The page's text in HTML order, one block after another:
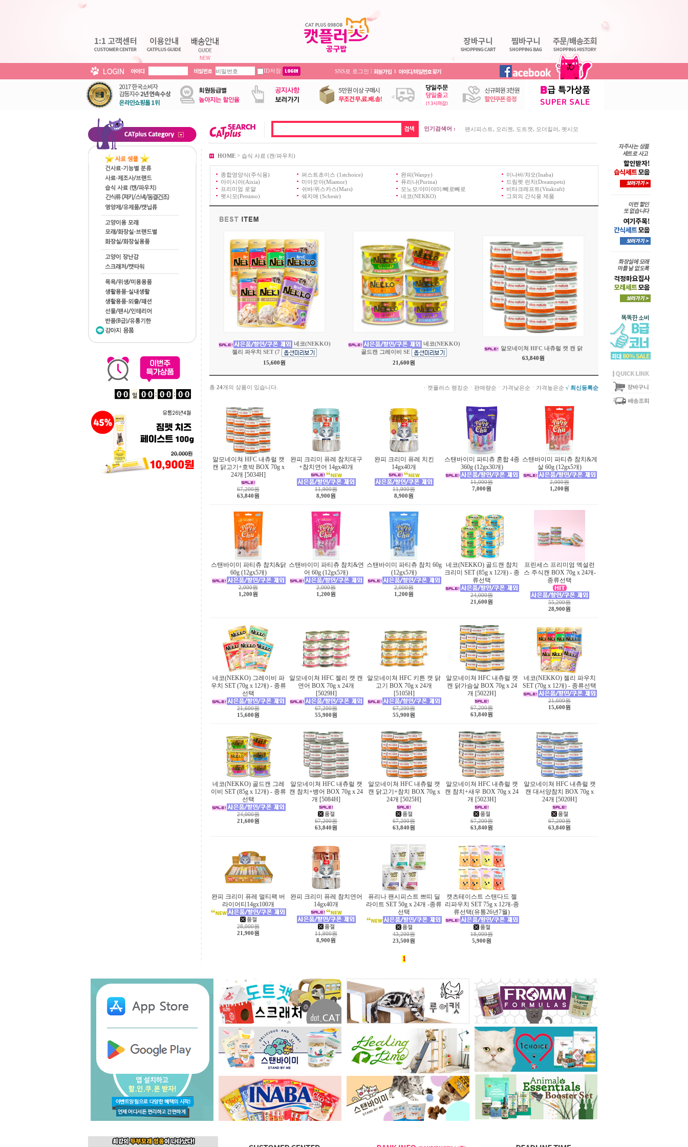
ID저장 SNS로 로그인 |
인기검색어 : 팬시피스트 오리젠 도트캣 오더킬러 펫시모
HOME > 습식 사료 (캔/파우치)
종합영양식(주식용) 퍼스트초이스 (1stchoice) 완피(Wanpy)
이나바/챠오(Inaba)
아이시아(Aixia)
미아모아(Miamor) 퓨리나(Purina)
드림펫 런치(Dreampets)
프리미엄 로얄
쉬바/위스카스(Mars) 모노모/야미야미/뻬로빼로
비타크레프트(Vitakraft)
펫시모(Petsimo)
쉐지애 (Schesir) 네코(NEKKO) 그외의 간식용 제품
네코(NEKKO)
젤리 파우치 SET (7
15,600원
네코(NEKKO)
골드캔 그레이비 SE
21,600원
알모네이쳐 HFC 내츄럴 캣 캔 닭
63,840원
총 24개의 상품이 있습니다. ㆍ캣플러스 랭킹순 ㆍ 판매량순 ㆍ 가격낮은순 ㆍ 가격높은순 √ 최신등록순
알모네이쳐 HFC 내츄럴 캣
캔 닭고기+호박 BOX 70g x
24개 [5034H]
67,200원
63,840원
완피 크리미 퓨레 참치대구
+참치연어 14gx40개
11,900원
8,900원
완피 크리미 퓨레 치킨
14gx40개
11,900원
8,900원
스탠바이미 파티츄 혼합 4종
360g (12gx30개)
11,000원
7,000원
스탠바이미 파티츄 참치&게
살 60g (12gx5개)
2,000원
1,200원
스탠바이미 파티츄 참치&닭
60g (12gx5개)
2,000원
1,200원
스탠바이미 파티츄 참치&연
어 60g (12gx5개)
2,000원
1,200원
스탠바이미 파티츄 참치 60g
(12gx5개)
2,000원
1,200원
네코(NEKKO) 골드캔 참치
크리미 SET (85g x 12개) - 종
류선택
24,000원
21,600원
프린세스 프리미엄 엑설런
스 주식캔 BOX 70g x 24개-
종류선택
55,200원
28,900원
네코(NEKKO) 그레이비 파
우치 SET (70g x 12개) - 종류
선택
21,600원
15,600원
알모네이쳐 HFC 젤리 캣 캔
연어 BOX 70g x 24개
[5029H]
67,200원
55,900원
알모네이쳐 HFC 키튼 캣 닭
고기 BOX 70g x 24개
[5105H]
67,200원
55,900원
알모네이쳐 HFC 내츄럴 캣
캔 닭가슴살 BOX 70g x 24
개 [5022H]
67,200원
63,840원
네코(NEKKO) 젤리 파우치
SET (70g x 12개) - 종류선택
21,600원
15,600원
네코(NEKKO) 골드캔 그레
이비 SET (85g x 12개) - 종류
선택
24,000원
21,600원
알모네이쳐 HFC 내츄럴 캣
캔 참치+뱅어 BOX 70g x 24
개 [5084H]
67,200원
63,840원
알모네이쳐 HFC 내츄럴 캣
캔 닭고기+참치 BOX 70g x
24개 [5025H]
67,200원
63,840원
알모네이쳐 HFC 내츄럴 캣
캔 참치+새우 BOX 70g x 24
개 [5023H]
67,200원
63,840원
알모네이쳐 HFC 내츄럴 캣
캔 대서양참치 BOX 70g x
24개 [5020H]
67,200원
63,840원
완피 크리미 퓨레 멀티팩 버
라이어티14gx100개
28,000원
21,900원
완피 크리미 퓨레 참치연어
14gx40개
11,900원
8,900원
퓨리나 팬시피스트 쁘띠 딜
라이트 SET 50g x 24개 -종류
선택
43,200원
23,500원
캣츠테이스트 스탠다드 젤
리파우치 SET 75g x 12개-종
류선택(유통26년7월)
18,000원
5,900원
1